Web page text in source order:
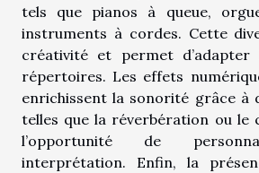
tels que pianos à queue,
instruments à cordes. Cette
créativité et permet
répertoires. Les effets
enrichissent la sonorité grâce à
telles que la réverbération ou le
l’opportunité de
interprétation. Enfin, la